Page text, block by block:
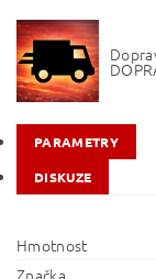
PARAMETRY
DISKUZE
Hmotnost
Značka